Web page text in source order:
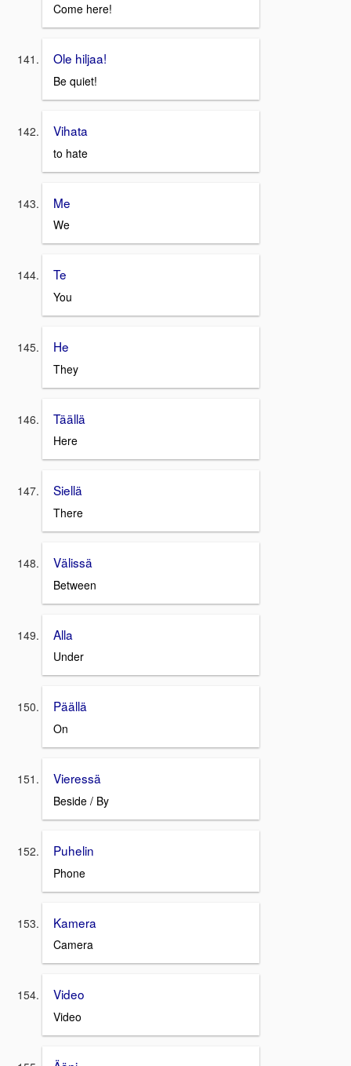
Come here!
Ole hiljaa!
Be quiet!
Vihata
to hate
Me
We
Te
You
He
They
Täällä
Here
Siellä
There
Välissä
Between
Alla
Under
Päällä
On
Vieressä
Beside / By
Puhelin
Phone
Kamera
Camera
Video
Video